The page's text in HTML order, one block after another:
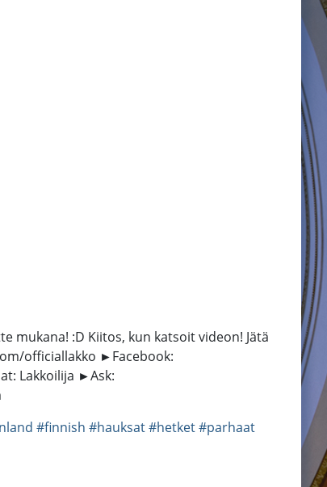
:D Kiitos, kun katsoit videon! Jätä
officiallakko ►Facebook:
Lakkoilija ►Ask:
#finnish #hauksat#hetket#parhaat